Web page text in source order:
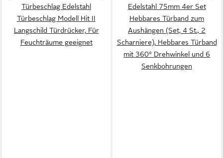
Türbeschlag Edelstahl
Türbeschlag Modell Hit II
Langschild Türdrücker, Für
Feuchträume geeignet
Edelstahl 75mm 4er Set
Hebbares Türband zum
Aushängen (Set, 4 St., 2
Scharniere), Hebbares Türband
mit 360° Drehwinkel und 6
Senkbohrungen